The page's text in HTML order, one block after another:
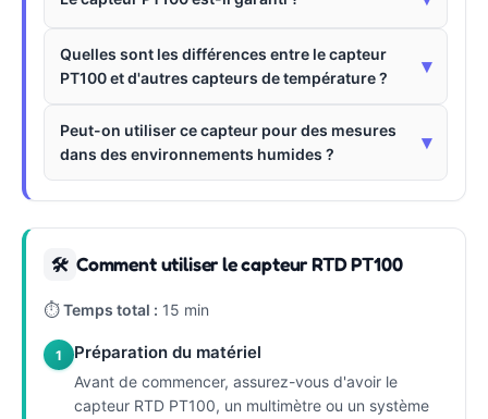
Quelles sont les différences entre le capteur
PT100 et d'autres capteurs de température ?
▾
Peut-on utiliser ce capteur pour des mesures
dans des environnements humides ?
▾
🛠 Comment utiliser le capteur RTD PT100
⏱Temps total : 15 min
1 Préparation du matériel
Avant de commencer, assurez-vous d'avoir le
capteur RTD PT100, un multimètre ou un système